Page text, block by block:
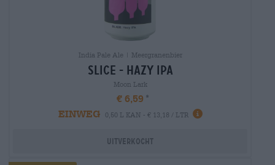
India Pale Ale | Meergranenbier
slice - hazy ipa
Moon Lark
€ 6,59
EINWEG
0,50 L KAN - € 13,18 / LTR
Uitverkocht